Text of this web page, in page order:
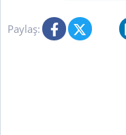
Paylaş: Facebook
X